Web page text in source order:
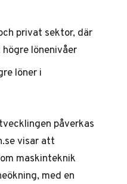
privat sektor, där
lönenivåer
löner i
påverkas
visar att
maskinteknik
med en